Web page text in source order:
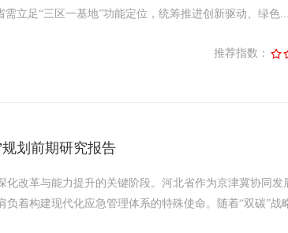
立足“三区一基地”功能定位，统筹推进创新驱动、绿色...
推荐指数：
划前期研究报告
化改革与能力提升的关键阶段。河北省作为京津冀协同发
着构建现代化应急管理体系的特殊使命。随着“双碳”战